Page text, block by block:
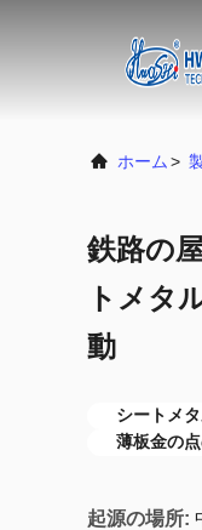
ホーム >
鉄路の
トメタ
動
シートメ
薄板金の
起源の場所: